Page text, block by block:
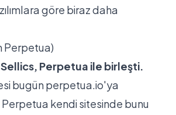
göre biraz daha
Perpetua)
Perpetua ile birleşti.
bugünperpetua.io'ya
kendi sitesinde bunu